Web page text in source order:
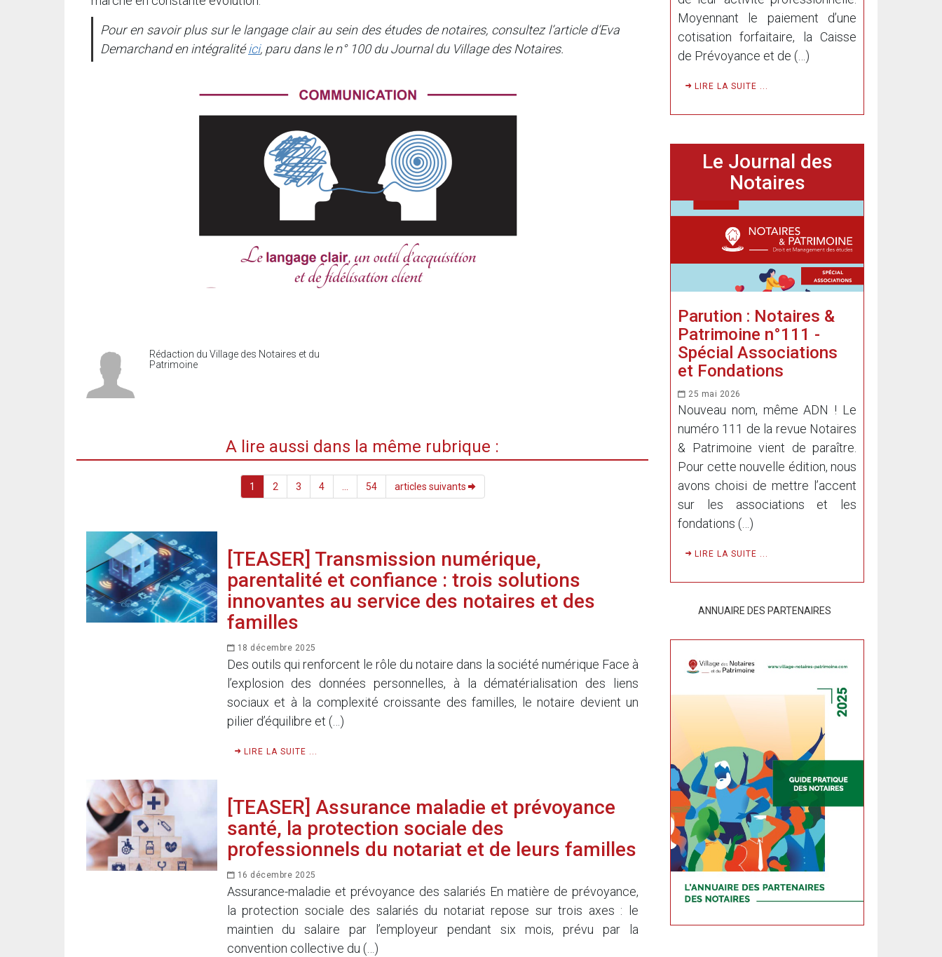
Pour en savoir plus sur le langage clair au sein des études de notaires, consultez l’article d’Eva
Demarchand en intégralitéici, paru dans le n° 100 du Journal du Village des Notaires.
Rédaction du Village des Notaires et du
Patrimoine
A lire aussi dans la même rubrique :
1 2 3 4 ... 54 articles suivants
[TEASER] Transmission numérique,
parentalité et confiance : trois solutions
innovantes au service des notaires et des
familles
18 décembre 2025
Des outils qui renforcent le rôle du notaire dans la société numérique Face à
l’explosion des données personnelles, à la dématérialisation des liens
sociaux et à la complexité croissante des familles, le notaire devient un
pilier d’équilibre et (…)
LIRE LA SUITE ...
[TEASER] Assurance maladie et prévoyance
santé, la protection sociale des
professionnels du notariat et de leurs familles
16 décembre 2025
Assurance-maladie et prévoyance des salariés En matière de prévoyance,
la protection sociale des salariés du notariat repose sur trois axes : le
maintien du salaire par l’employeur pendant six mois, prévu par la
convention collective du (…)
Moyennant le paiement d’une
cotisation forfaitaire, la Caisse
de Prévoyance et de (…)
LIRE LA SUITE ...
Le Journal des
Notaires
Parution : Notaires &
Patrimoine n°111 -
Spécial Associations
et Fondations
25 mai 2026
Nouveau nom, même ADN ! Le
numéro 111 de la revue Notaires
& Patrimoine vient de paraître.
Pour cette nouvelle édition, nous
avons choisi de mettre l’accent
sur les associations et les
fondations (…)
LIRE LA SUITE ...
ANNUAIRE DES PARTENAIRES